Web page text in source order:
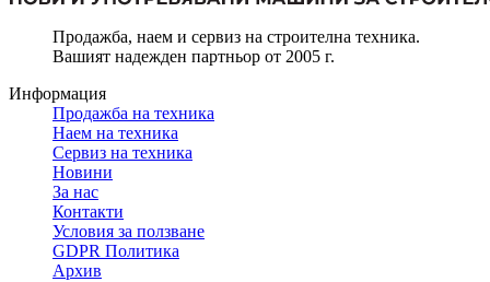
Продажба, наем и сервиз на строителна техника.
Вашият надежден партньор от 2005 г.
Информация
Продажба на техника
Наем на техника
Сервиз на техника
Новини
За нас
Контакти
Условия за ползване
GDPR Политика
Архив